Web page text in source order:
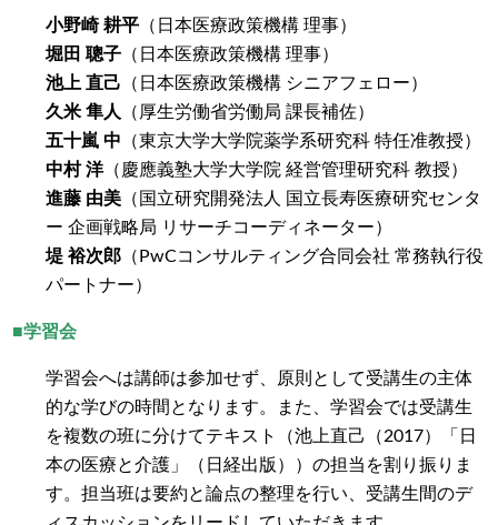
小野崎 耕平 （日本医療政策機構 理事）
堀田 聰子 （日本医療政策機構 理事）
池上 直己 （日本医療政策機構 シニアフェロー）
久米 隼人
（厚生労働省労働局 課長補佐）
五十嵐 中 （東京大学大学院薬学系研究科 特任准教授）
中村 洋（慶應義塾大学大学院 経営管理研究科 教授）
進藤 由美 （国立研究開発法人 国立長寿医療研究センタ
ー 企画戦略局 リサーチコーディネーター）
堤 裕次郎 （PwCコンサルティング合同会社 常務執行役
パートナー）
■学習会
学習会へは講師は参加せず、原則として受講生の主体
的な学びの時間となります。また、学習会では受講生
を複数の班に分けてテキスト（池上直己（2017）「日
本の医療と介護」（日経出版））の担当を割り振りま
す。担当班は要約と論点の整理を行い、受講生間のデ